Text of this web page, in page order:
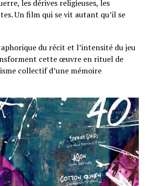
les dérives religieuses, les
Un film qui se vit autant qu’il se
du récit et l’intensité du jeu
cette œuvre en rituel de
collectif d’une mémoire